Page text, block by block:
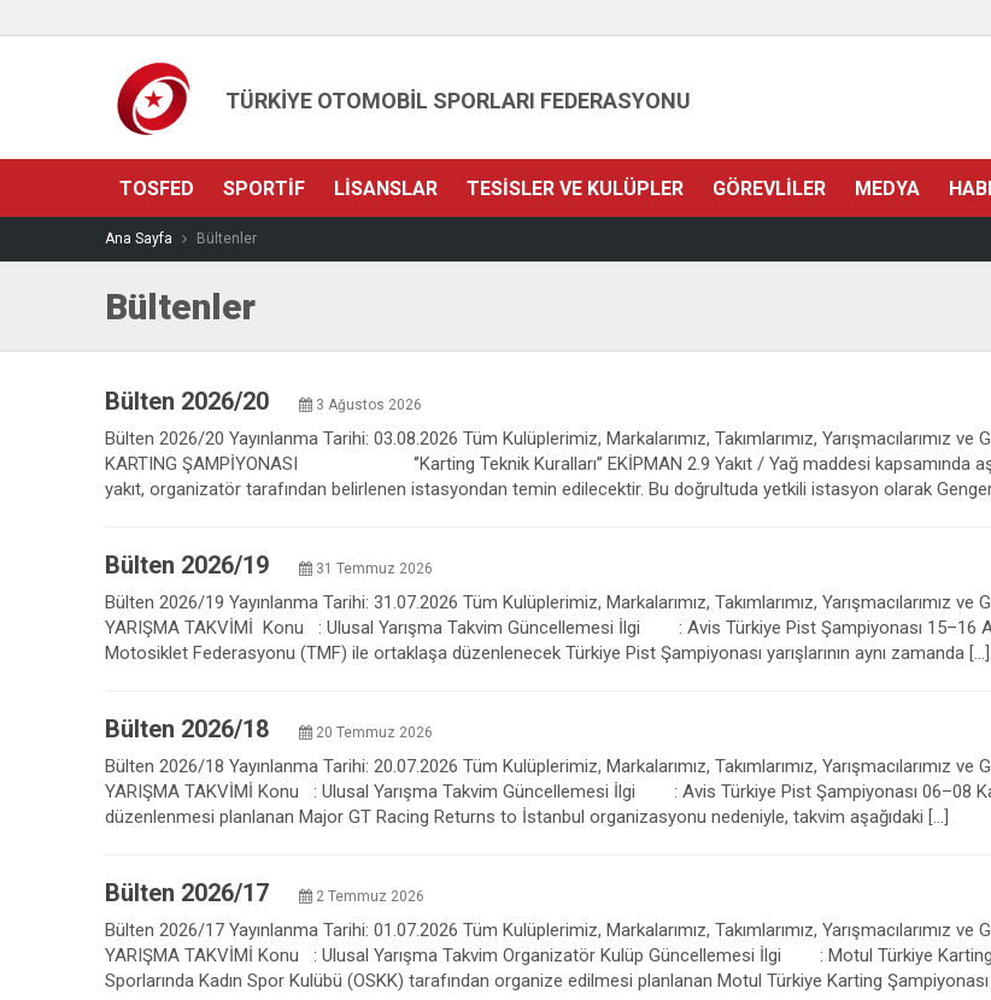
TÜRKİYE OTOMOBİL SPORLARI FEDERASYONU
TOSFED SPORTIF LISANSLAR TESISLER VE KULÜPLER GÖREVLILER MEDYA
Ana Sayfa Bültenler
Bültenler
Bülten 2026/20 3 Ağustos 2026
Bülten 2026/20 Yayınlanma Tarihi: 03.08.2026 Tüm Kulüplerimiz, Markalarımız, Takımlarımız, Yarışmacılarımız
KARTING ŞAMPİYONASI ‘’Karting Teknik Kuralları’’ EKİPMAN 2.9 Yakıt / Yağ maddesi kapsamında
yakıt, organizatör tarafından belirlenen istasyondan temin edilecektir. Bu doğrultuda yetkili istasyon olarak
Bülten 2026/19 31 Temmuz 2026
Bülten 2026/19 Yayınlanma Tarihi: 31.07.2026 Tüm Kulüplerimiz, Markalarımız, Takımlarımız, Yarışmacılarımız
YARIŞMA TAKVİMİ Konu : Ulusal Yarışma Takvim Güncellemesi İlgi : Avis Türkiye Pist Şampiyonası 15–16
Motosiklet Federasyonu (TMF) ile ortaklaşa düzenlenecek Türkiye Pist Şampiyonası yarışlarının aynı zamanda […]
Bülten 2026/18 20 Temmuz 2026
Bülten 2026/18 Yayınlanma Tarihi: 20.07.2026 Tüm Kulüplerimiz, Markalarımız, Takımlarımız, Yarışmacılarımız
YARIŞMA TAKVİMİ Konu : Ulusal Yarışma Takvim Güncellemesi İlgi : Avis Türkiye Pist Şampiyonası 06–08
düzenlenmesi planlanan Major GT Racing Returns to İstanbul organizasyonu nedeniyle, takvim aşağıdaki […]
Bülten 2026/17 2 Temmuz 2026
Bülten 2026/17 Yayınlanma Tarihi: 01.07.2026 Tüm Kulüplerimiz, Markalarımız, Takımlarımız, Yarışmacılarımız
YARIŞMA TAKVİMİ Konu : Ulusal Yarışma Takvim Organizatör Kulüp Güncellemesi İlgi : Motul Türkiye
Sporlarında Kadın Spor Kulübü (OSKK) tarafından organize edilmesi planlanan Motul Türkiye Karting